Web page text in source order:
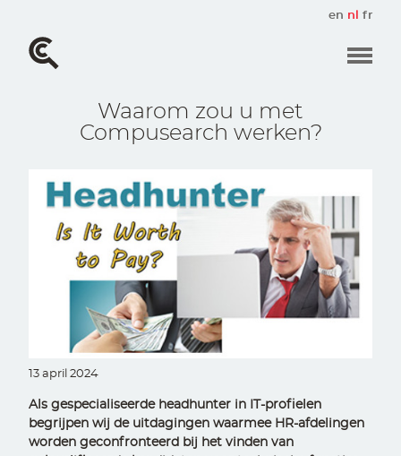
naar
en nl fr
Waarom zou u met
Compusearch werken?
13 april 2024
Als gespecialiseerde headhunter in IT-profielen
begrijpen wij de uitdagingen waarmee HR-afdelingen
worden geconfronteerd bij het vinden van